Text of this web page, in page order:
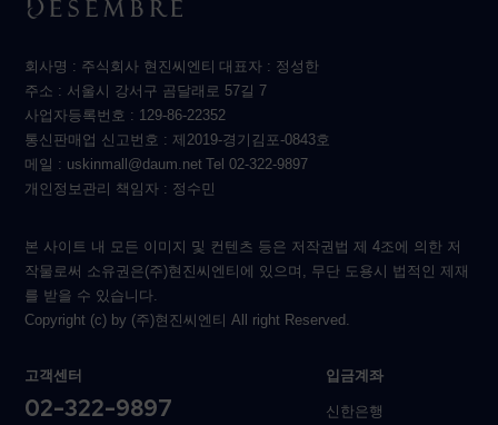
회사명 : 주식회사 현진씨엔티 대표자 : 정성한
주소 : 서울시 강서구 곰달래로 57길 7
사업자등록번호 : 129-86-22352
통신판매업 신고번호 : 제2019-경기김포-0843호
메일 : uskinmall@daum.net Tel 02-322-9897
개인정보관리 책임자 : 정수민
본 사이트 내 모든 이미지 및 컨텐츠 등은 저작권법 제 4조에 의한 저
작물로써 소유권은(주)현진씨엔티에 있으며, 무단 도용시 법적인 제재
를 받을 수 있습니다.
Copyright (c) by (주)현진씨엔티 All right Reserved.
고객센터
02-322-9897
입금계좌
신한은행